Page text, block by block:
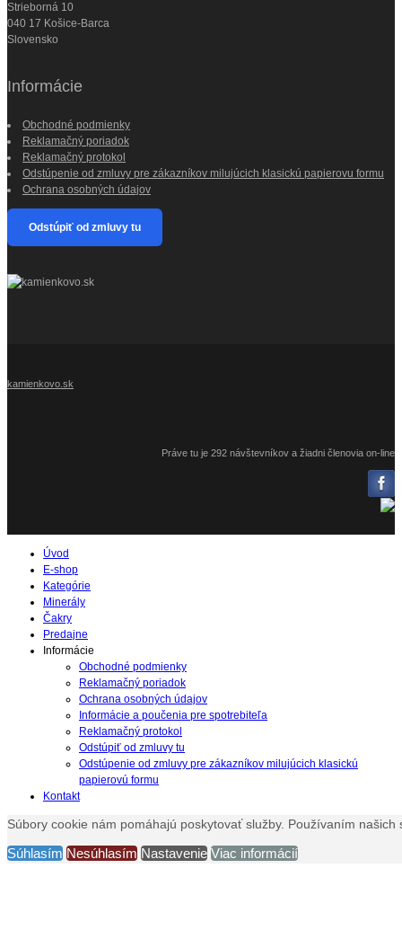
Strieborná 10
040 17 Košice-Barca
Slovensko
Informácie
Obchodné podmienky
Reklamačný poriadok
Reklamačný protokol
Odstúpenie od zmluvy pre zákazníkov milujúcich klasickú papierovu formu
Ochrana osobných údajov
Odstúpiť od zmluvy tu
kamienkovo.sk
Práve tu je 292 návštevníkov a žiadni členovia on-line
Úvod
E-shop
Kategórie
Minerály
Čakry
Predajne
Informácie
Obchodné podmienky
Reklamačný poriadok
Ochrana osobných údajov
Informácie a poučenia pre spotrebiteľa
Reklamačný protokol
Odstúpiť od zmluvy tu
Odstúpenie od zmluvy pre zákazníkov milujúcich klasickú
papierovú formu
Kontakt
Súbory cookie nám pomáhajú poskytovať služby. Používaním
Súhlasím Nesúhlasím Nastavenie Viac informácií